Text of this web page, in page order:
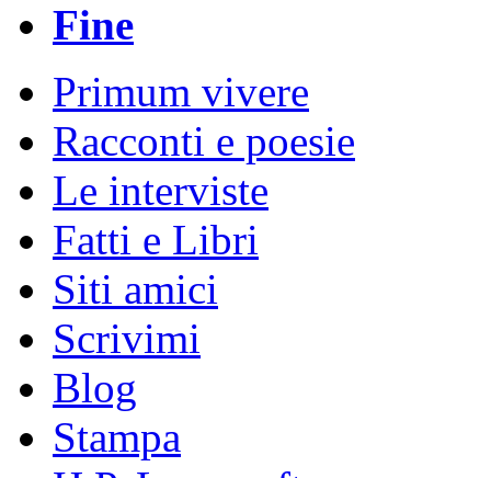
Fine
Primum vivere
Racconti e poesie
Le interviste
Fatti e Libri
Siti amici
Scrivimi
Blog
Stampa